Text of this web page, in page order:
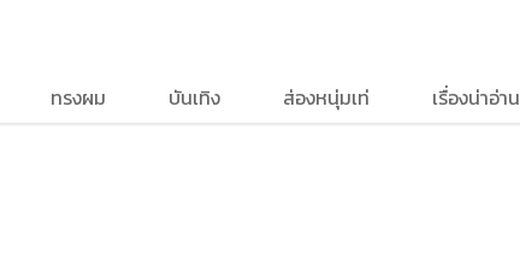
ทรงผม บันเทิง ส่องหนุ่มเท่ เรื่องน่าอ่าน